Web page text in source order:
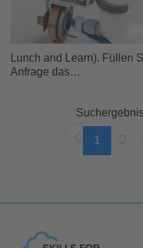
Lunch and Learn). Füllen
Anfrage das…
1